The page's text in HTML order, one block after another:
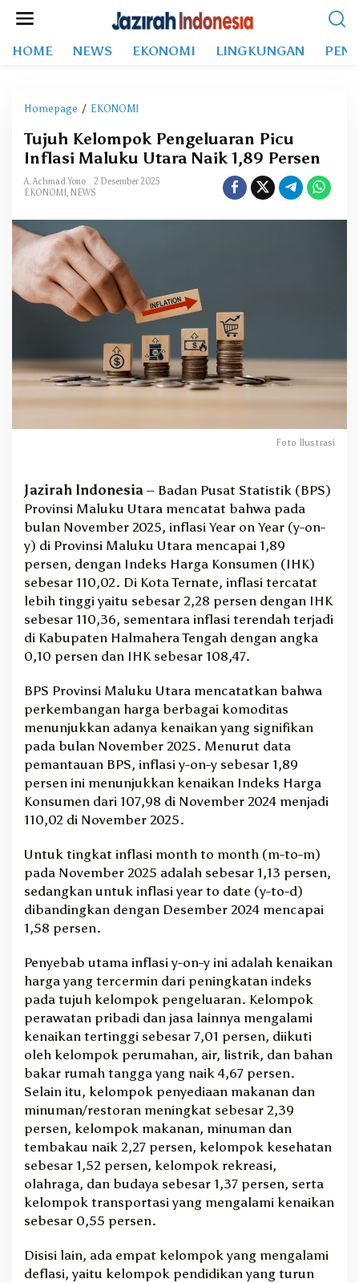
HOME NEWS EKONOMI LINGKUNGAN
Homepage / EKONOMI
j
u
l
o
k
P
e
g
e
l
a
P
i
c
u
I
f
l
a
s
i
a
k
u
U
t
a
a
i
k
1
9
r
s
e
n
Tujuh Kelompok Pengeluaran Picu
Inflasi Maluku Utara Naik 1,89 Persen
A. Achmad Yono
2 Desember 2025
EKONOMI , NEWS
Foto Ilustrasi
Jazirah Indonesia – Badan Pusat Statistik (BPS)
Provinsi Maluku Utara mencatat bahwa pada
bulan November 2025, inflasi Year on Year (y-on-
y) di Provinsi Maluku Utara mencapai 1,89
persen, dengan Indeks Harga Konsumen (IHK)
sebesar 110,02. Di Kota Ternate, inflasi tercatat
lebih tinggi yaitu sebesar 2,28 persen dengan IHK
sebesar 110,36, sementara inflasi terendah terjadi
di Kabupaten Halmahera Tengah dengan angka
0,10 persen dan IHK sebesar 108,47.
BPS Provinsi Maluku Utara mencatatkan bahwa
perkembangan harga berbagai komoditas
menunjukkan adanya kenaikan yang signifikan
pada bulan November 2025. Menurut data
pemantauan BPS, inflasi y-on-y sebesar 1,89
persen ini menunjukkan kenaikan Indeks Harga
Konsumen dari 107,98 di November 2024 menjadi
110,02 di November 2025.
Untuk tingkat inflasi month to month (m-to-m)
pada November 2025 adalah sebesar 1,13 persen,
sedangkan untuk inflasi year to date (y-to-d)
dibandingkan dengan Desember 2024 mencapai
1,58 persen.
Penyebab utama inflasi y-on-y ini adalah kenaikan
harga yang tercermin dari peningkatan indeks
pada tujuh kelompok pengeluaran. Kelompok
perawatan pribadi dan jasa lainnya mengalami
kenaikan tertinggi sebesar 7,01 persen, diikuti
oleh kelompok perumahan, air, listrik, dan bahan
bakar rumah tangga yang naik 4,67 persen.
Selain itu, kelompok penyediaan makanan dan
minuman/restoran meningkat sebesar 2,39
persen, kelompok makanan, minuman dan
tembakau naik 2,27 persen, kelompok kesehatan
sebesar 1,52 persen, kelompok rekreasi,
olahraga, dan budaya sebesar 1,37 persen, serta
kelompok transportasi yang mengalami kenaikan
sebesar 0,55 persen.
Disisi lain, ada empat kelompok yang mengalami
deflasi, yaitu kelompok pendidikan yang turun